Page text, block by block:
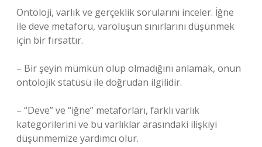
Ontoloji, varlık ve gerçeklik sorularını inceler. İğne
ile deve metaforu, varoluşun sınırlarını düşünmek
için bir fırsattır.
– Bir şeyin mümkün olup olmadığını anlamak, onun
ontolojik statüsü ile doğrudan ilgilidir.
– “Deve” ve “iğne” metaforları, farklı varlık
kategorilerini ve bu varlıklar arasındaki ilişkiyi
düşünmemize yardımcı olur.